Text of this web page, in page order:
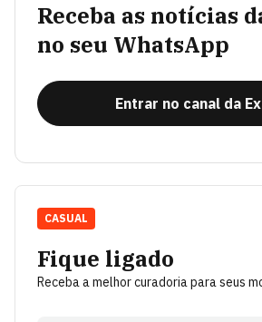
Receba as notícias
no seu WhatsApp
Entrar no canal da
Fique ligado
Receba a melhor curadoria para seus
CASUAL